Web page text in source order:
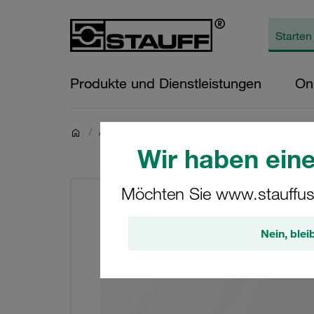
Wir haben
Möchten Sie
Nein,
Produkte und Dienstleistungen
/ Aluminium Mitteldruck-Filtergehäuse für Hydraulik